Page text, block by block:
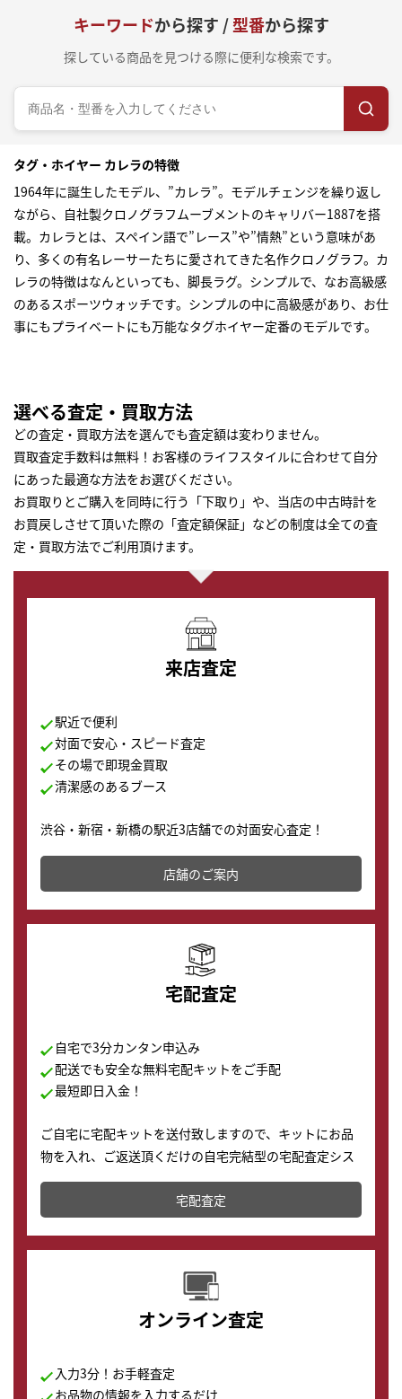
キーワードから探す /型番から探す
探している商品を見つける際に便利な検索です。
タグ・ホイヤー カレラの特徴
1964年に誕生したモデル、”カレラ”。モデルチェンジを繰り返し
ながら、自社製クロノグラフムーブメントのキャリバー1887を搭
載。カレラとは、スペイン語で”レース”や”情熱”という意味があ
り、多くの有名レーサーたちに愛されてきた名作クロノグラフ。カ
レラの特徴はなんといっても、脚長ラグ。シンプルで、なお高級感
のあるスポーツウォッチです。シンプルの中に高級感があり、お仕
事にもプライベートにも万能なタグホイヤー定番のモデルです。
選べる査定・買取方法
どの査定・買取方法を選んでも査定額は変わりません。
買取査定手数料は無料！お客様のライフスタイルに合わせて自分
にあった最適な方法をお選びください。
お買取りとご購入を同時に行う「下取り」や、当店の中古時計を
お買戻しさせて頂いた際の「査定額保証」などの制度は全ての査
定・買取方法でご利用頂けます。
来店査定
駅近で便利
対面で安心・スピード査定
その場で即現金買取
清潔感のあるブース
渋谷・新宿・新橋の駅近3店舗での対面安心査定！
その場で現金買取致します。渋谷本店では、時計販売の
店舗を併設しており、下取りに出してお得に新しい時計
の購入もできます♪
店舗のご案内
宅配査定
自宅で3分カンタン申込み
配送でも安全な無料宅配キットをご手配
最短即日入金！
ご自宅に宅配キットを送付致しますので、キットにお品
物を入れ、ご返送頂くだけの自宅完結型の宅配査定シス
テムです。
配送でも簡単&安全に査定・買取に出すことが可能で
す。
宅配査定
オンライン査定
入力3分！お手軽査定
お品物の情報を入力するだけ